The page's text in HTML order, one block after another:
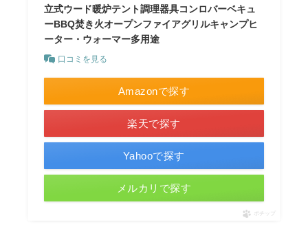
立式ウード暖炉テント調理器具コンロバーベキュ
ーBBQ焚き火オープンファイアグリルキャンプヒ
ーター・ウォーマー多用途
口コミを見る
Amazonで探す
楽天で探す
Yahooで探す
メルカリで探す
ポチップ